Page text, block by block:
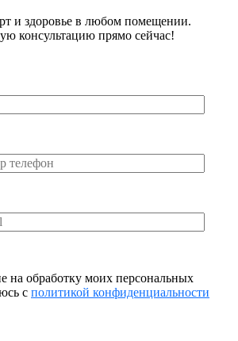
и здоровье в любом помещении.
консультацию прямо сейчас!
на обработку моих персональных
с политикой конфиденциальности